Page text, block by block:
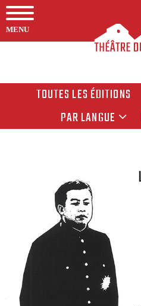
MENU
TOUTES LES ÉDITIONS
PAR LANGUE